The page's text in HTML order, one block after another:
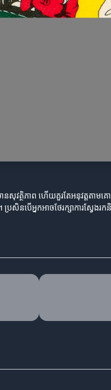
ត្ថិភាព ហើយគួរតែអនុវត្តតាម
រសិនបើអ្នកអាចថែរក្សាការស្វ